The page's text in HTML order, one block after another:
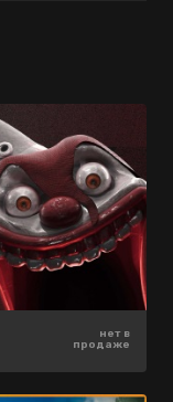
нет в
продаже
1899 ₽
474 ₽
5499 ₽
1374 ₽